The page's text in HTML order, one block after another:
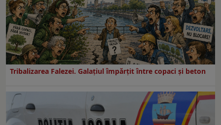
Tribalizarea Falezei. Galațiul împărțit între copaci și beton